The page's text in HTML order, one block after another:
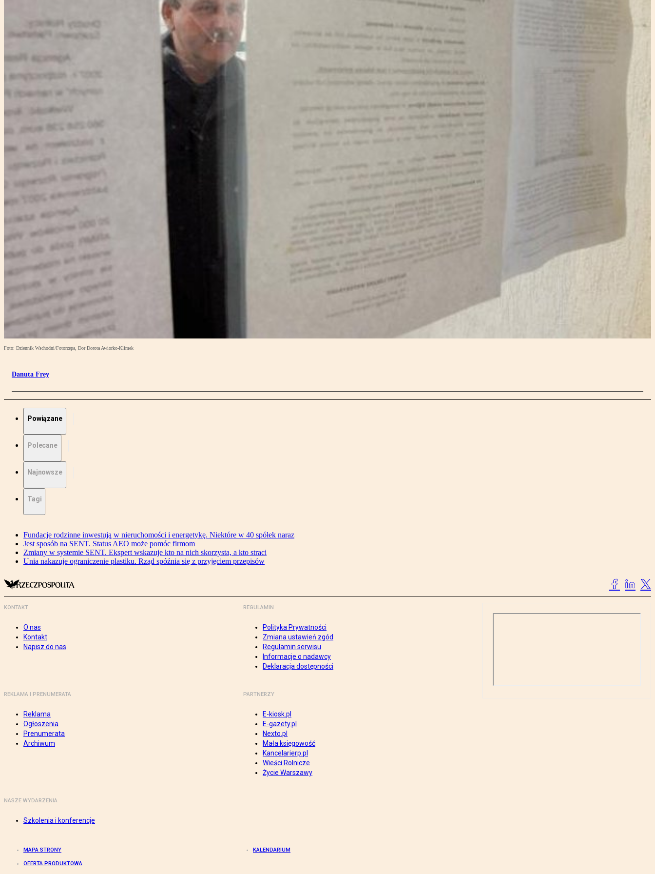
Foto: Dziennik Wschodni/Fotorzepa, Dor Dorota Awiorko-Klimek
Danuta Frey
Powiązane
Polecane
Najnowsze
Tagi
Fundacje rodzinne inwestują w nieruchomości i energetykę. Niektóre w 40 spółek naraz
Jest sposób na SENT. Status AEO może pomóc firmom
Zmiany w systemie SENT. Ekspert wskazuje kto na nich skorzysta, a kto straci
Unia nakazuje ograniczenie plastiku. Rząd spóźnia się z przyjęciem przepisów
KONTAKT
O nas
Kontakt
Napisz do nas
REGULAMIN
Polityka Prywatności
Zmiana ustawień zgód
Regulamin serwisu
Informacje o nadawcy
Deklaracja dostępności
REKLAMA I PRENUMERATA
Reklama
Ogłoszenia
Prenumerata
Archiwum
PARTNERZY
E-kiosk.pl
E-gazety.pl
Nexto.pl
Mała księgowość
Kancelarierp.pl
Wieści Rolnicze
Życie Warszawy
NASZE WYDARZENIA
Szkolenia i konferencje
MAPA STRONY KALENDARIUM
OFERTA PRODUKTOWA